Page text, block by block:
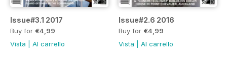
Issue#3.1 2017
Buy for €4,99
Vista
Al carrello
Issue#2.6 2016
Buy for €4,99
Vista
Al carrello